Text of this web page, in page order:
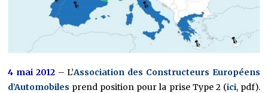
4 mai 2012– L’Association des Constructeurs Européens
d’Automobiles prend position pour la prise Type 2 (ici, pdf).